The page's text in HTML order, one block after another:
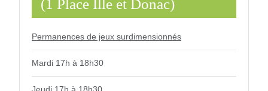
Domineuc
(1 Place Ille et Donac)
Permanences de jeux surdimensionnés
Mardi 17h à 18h30